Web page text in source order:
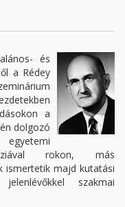
és
a Rédey
a
dolgozó
rokon, más
ismertetik majd kutatási
szakmai